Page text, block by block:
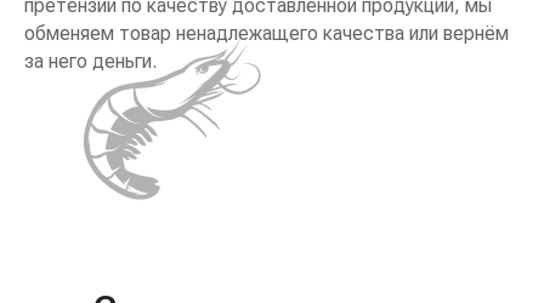
претензии по качеству доставленной продукции, мы
обменяем товар ненадлежащего качества или вернём
за него деньги.